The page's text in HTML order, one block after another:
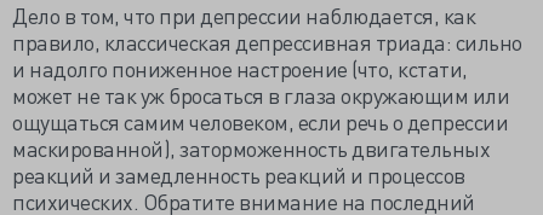
Дело в том, что при депрессии наблюдается, как
правило, классическая депрессивная триада: сильно
и надолго пониженное настроение (что, кстати,
может не так уж бросаться в глаза окружающим или
ощущаться самим человеком, если речь о депрессии
маскированной), заторможенность двигательных
реакций и замедленность реакций и процессов
психических. Обратите внимание на последний